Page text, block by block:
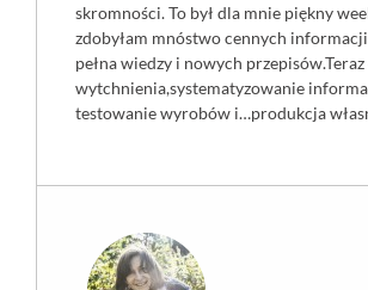
skromności. To był dla mnie piękny
zdobyłam mnóstwo cennych
pełna wiedzy i nowych
wytchnienia,systematyzowanie
testowanie wyrobów i…produkcja